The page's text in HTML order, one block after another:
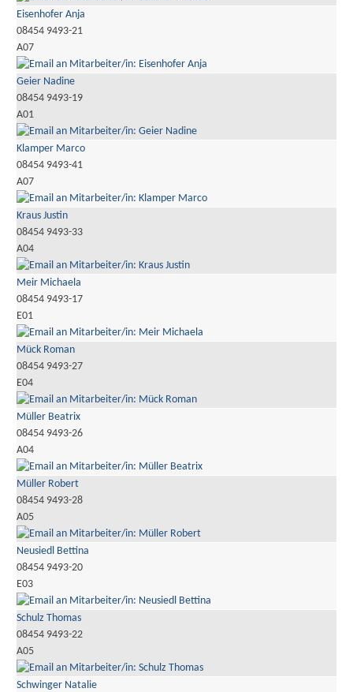
Eisenhofer Anja
08454 9493-21
A07
Geier Nadine
08454 9493-19
A01
Klamper Marco
08454 9493-41
A07
Kraus Justin
08454 9493-33
A04
Meir Michaela
08454 9493-17
E01
Mück Roman
08454 9493-27
E04
Müller Beatrix
08454 9493-26
A04
Müller Robert
08454 9493-28
A05
Neusiedl Bettina
08454 9493-20
E03
Schulz Thomas
08454 9493-22
A05
Schwinger Natalie